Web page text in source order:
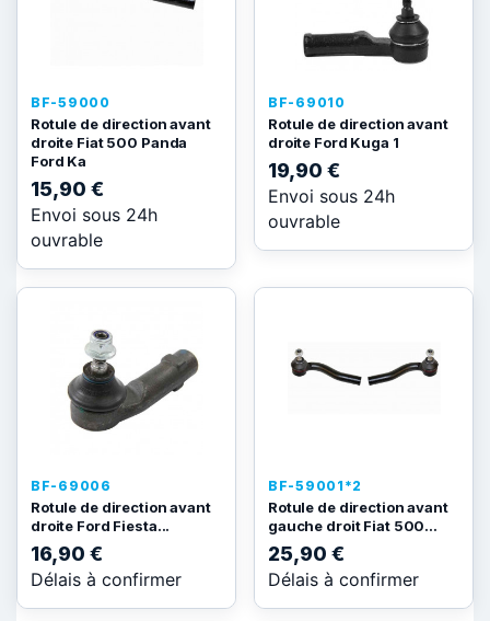
BF-59000
Rotule de direction avant
droite Fiat 500 Panda
Ford Ka
15,90 €
Envoi sous 24h
ouvrable
BF-69010
Rotule de direction avant
droite Ford Kuga 1
19,90 €
Envoi sous 24h
ouvrable
BF-69006
Rotule de direction avant
droite Ford Fiesta...
16,90 €
Délais à confirmer
BF-59001*2
Rotule de direction avant
gauche droit Fiat 500...
25,90 €
Délais à confirmer